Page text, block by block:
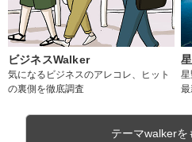
ビジネスWalker
気になるビジネスのアレコレ、ヒット
の裏側を徹底調査
最
テーマwalkerを